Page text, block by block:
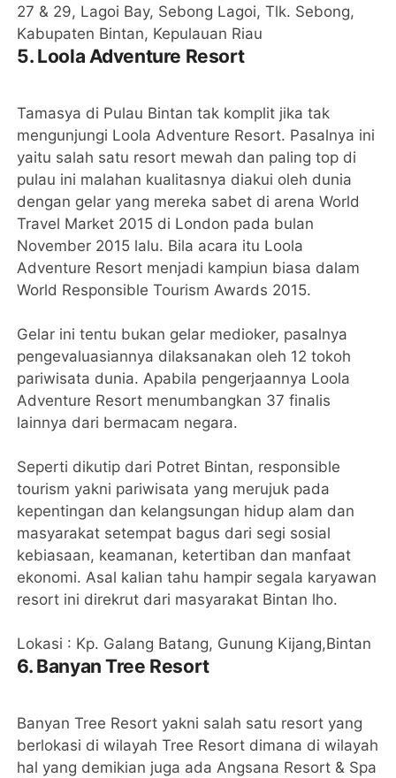
27 & 29, Lagoi Bay, Sebong Lagoi, Tlk. Sebong,
Kabupaten Bintan, Kepulauan Riau
5. Loola Adventure Resort
Tamasya di Pulau Bintan tak komplit jika tak
mengunjungi Loola Adventure Resort. Pasalnya ini
yaitu salah satu resort mewah dan paling top di
pulau ini malahan kualitasnya diakui oleh dunia
dengan gelar yang mereka sabet di arena World
Travel Market 2015 di London pada bulan
November 2015 lalu. Bila acara itu Loola
Adventure Resort menjadi kampiun biasa dalam
World Responsible Tourism Awards 2015.
Gelar ini tentu bukan gelar medioker, pasalnya
pengevaluasiannya dilaksanakan oleh 12 tokoh
pariwisata dunia. Apabila pengerjaannya Loola
Adventure Resort menumbangkan 37 finalis
lainnya dari bermacam negara.
Seperti dikutip dari Potret Bintan, responsible
tourism yakni pariwisata yang merujuk pada
kepentingan dan kelangsungan hidup alam dan
masyarakat setempat bagus dari segi sosial
kebiasaan, keamanan, ketertiban dan manfaat
ekonomi. Asal kalian tahu hampir segala karyawan
resort ini direkrut dari masyarakat Bintan lho.
Lokasi : Kp. Galang Batang, Gunung Kijang,Bintan
6. Banyan Tree Resort
Banyan Tree Resort yakni salah satu resort yang
berlokasi di wilayah Tree Resort dimana di wilayah
hal yang demikian juga ada Angsana Resort & Spa